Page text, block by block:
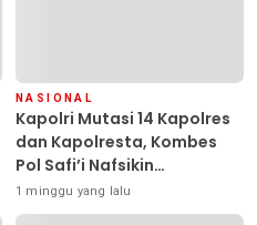
NASIONAL
Kapolri Mutasi 14 Kapolres
dan Kapolresta, Kombes
Pol Safi’i Nafsikin
Mengemban Amanah
Pimpin Polresta Kendari
1 minggu yang lalu